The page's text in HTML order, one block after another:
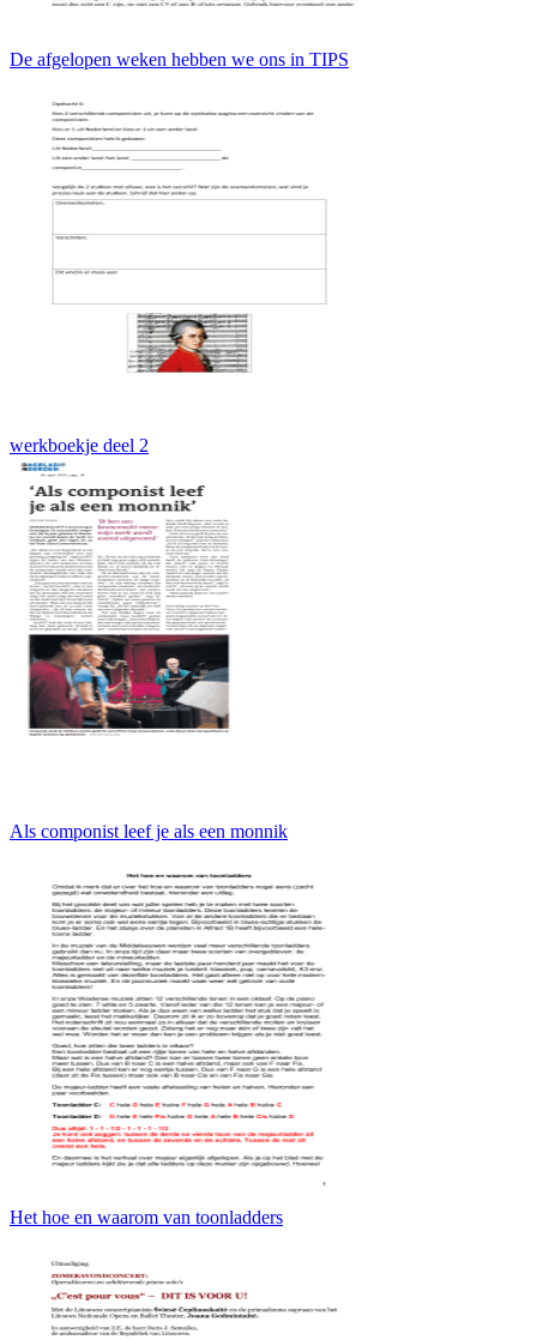
De afgelopen weken hebben we ons in TIPS
werkboekje deel 2
Als componist leef je als een monnik
Het hoe en waarom van toonladders